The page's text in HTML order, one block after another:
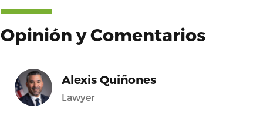
Opinión y Comentarios
Alexis Quiñones
Lawyer